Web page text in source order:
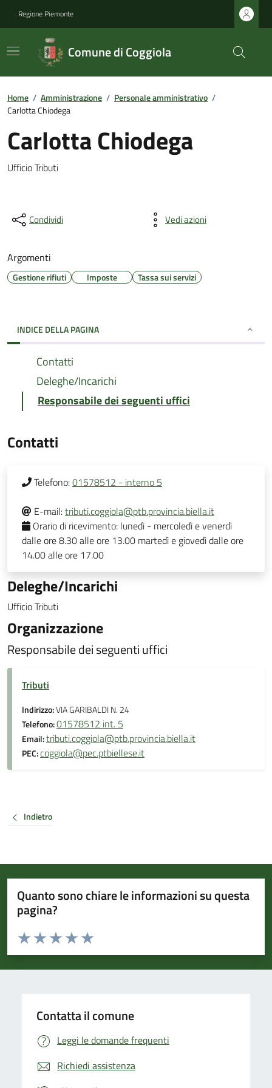
Regione Piemonte
Comune di Coggiola
Home / Amministrazione / Personale amministrativo /
Carlotta Chiodega
Carlotta Chiodega
Ufficio Tributi
Condividi Vedi azioni
Argomenti
Gestione rifiuti Imposte Tassa sui servizi
INDICE DELLA PAGINA
Contatti
Deleghe/Incarichi
Responsabile dei seguenti uffici
Contatti
Telefono:01578512 - interno 5
E-mail:tributi.coggiola@ptb.provincia.biella.it
Orario di ricevimento: lunedì - mercoledì e venerdì
dalle ore 8.30 alle ore 13.00 martedì e giovedì dalle ore
14.00 alle ore 17.00
Deleghe/Incarichi
Ufficio Tributi
Organizzazione
Responsabile dei seguenti uffici
Tributi
Indirizzo:VIA GARIBALDI N. 24
Telefono:01578512 int. 5
Email:tributi.coggiola@ptb.provincia.biella.it
PEC:coggiola@pec.ptbiellese.it
Indietro
Quanto sono chiare le informazioni su questa
pagina?
Valuta da 1 a 5 stelle la pagina
Valuta 5 stelle su 5
Valuta 4 stelle su 5
Valuta 3 stelle su 5
Valuta 2 stelle su 5
Valuta 1 stelle su 5
Contatta il comune
Leggi le domande frequenti
Richiedi assistenza